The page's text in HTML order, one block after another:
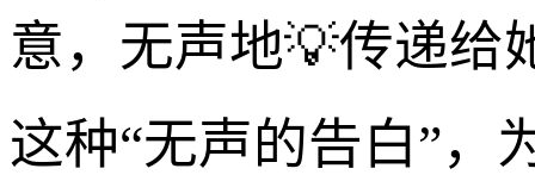
意，无声地💡传递给
这种“无声的告白”，